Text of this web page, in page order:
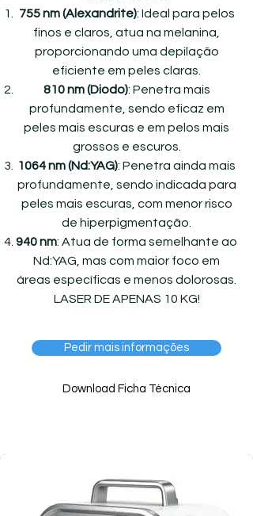
755 nm (Alexandrite): Ideal para pelos
finos e claros, atua na melanina,
proporcionando uma depilação
eficiente em peles claras.
810 nm (Diodo): Penetra mais
profundamente, sendo eficaz em
peles mais escuras e em pelos mais
grossos e escuros.
1064 nm (Nd:YAG): Penetra ainda mais
profundamente, sendo indicada para
peles mais escuras, com menor risco
de hiperpigmentação.
940 nm: Atua de forma semelhante ao
Nd:YAG, mas com maior foco em
áreas específicas e menos dolorosas.
LASER DE APENAS 10 KG!
Pedir mais informações
Download Ficha Técnica